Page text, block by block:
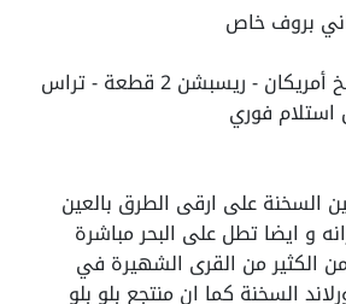
فوري
السخنة على ارقى الطرق بالعين
و ايضا تطل على البحر مباشرة
الكثير من القرى الشهيرة في
السخنة كما ان منتجع بلو بلو